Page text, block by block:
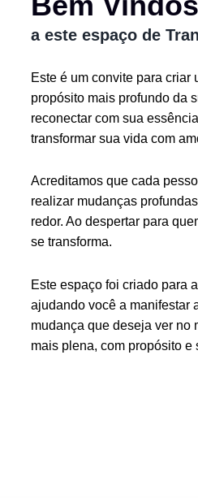
a este espaço de
Este é um convite para
propósito mais profundo da
reconectar com sua
transformar sua vida com
Acreditamos que cada
realizar mudanças
redor. Ao despertar para
se transforma.
Este espaço foi criado para
ajudando você a manifestar
mudança que deseja ver no
mais plena, com propósito e